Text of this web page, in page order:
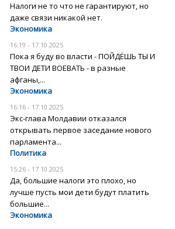
Налоги не то что не гарантируют, но
даже связи никакой нет.
Экономика
16:19 - 17.10.2025
Пока я буду во власти - ПОЙДЁШЬ ТЫ И
ТВОИ ДЕТИ ВОЕВАТЬ - в разные
афганы,...
Экономика
16:16 - 17.10.2025
Экс-глава Молдавии отказался
открывать первое заседание нового
парламента...
Политика
15:26 - 17.10.2025
Да, большие налоги это плохо, но
лучше пусть мои дети будут платить
большие...
Экономика